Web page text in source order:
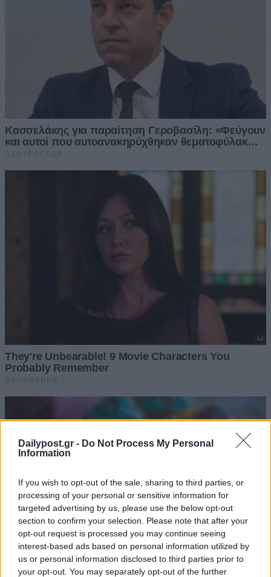
Dailypost.gr - Do Not Process My Personal
Information
If you wish to opt-out of the sale, sharing to third parties, or
processing of your personal or sensitive information for
targeted advertising by us, please use the below opt-out
section to confirm your selection. Please note that after your
opt-out request is processed you may continue seeing
interest-based ads based on personal information utilized by
us or personal information disclosed to third parties prior to
your opt-out. You may separately opt-out of the further